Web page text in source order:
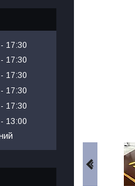
17:30
17:30
17:30
17:30
17:30
13:00